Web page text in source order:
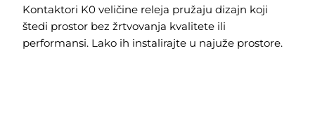
Kontaktori K0 veličine releja pružaju dizajn koji
štedi prostor bez žrtvovanja kvalitete ili
performansi. Lako ih instalirajte u najuže prostore.